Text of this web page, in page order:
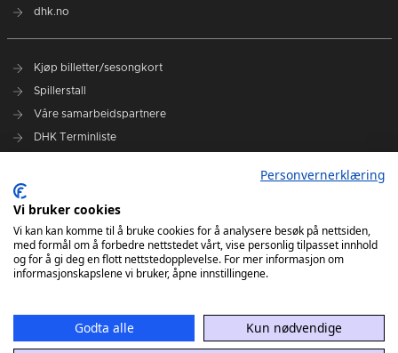
dhk.no
Kjøp billetter/sesongkort
Spillerstall
Våre samarbeidspartnere
DHK Terminliste
DHK på Instagram
DHK på TikTok
Personvernerklæring
Vi bruker cookies
Vi kan kan komme til å bruke cookies for å analysere besøk på nettsiden,
med formål om å forbedre nettstedet vårt, vise personlig tilpasset innhold
og for å gi deg en flott nettstedopplevelse. For mer informasjon om
informasjonskapslene vi bruker, åpne innstillingene.
Godta alle Kun nødvendige